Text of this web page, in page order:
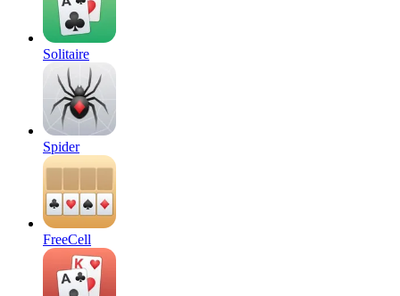
Solitaire
Spider
FreeCell